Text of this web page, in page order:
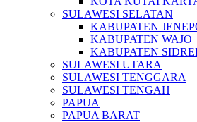
SULAWESI SELATAN
KABUPATEN
KABUPATEN WAJO
KABUPATEN
SULAWESI UTARA
SULAWESI TENGGARA
SULAWESI TENGAH
PAPUA
PAPUA BARAT